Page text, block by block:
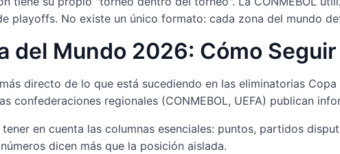
playoffs. No existe un único formato: cada zona del mundo
del Mundo 2026: Cómo
directo de lo que está sucediendo en las eliminatorias
confederaciones regionales (CONMEBOL, UEFA) publican
en cuenta las columnas esenciales: puntos, partidos
dicen más que la posición aislada.